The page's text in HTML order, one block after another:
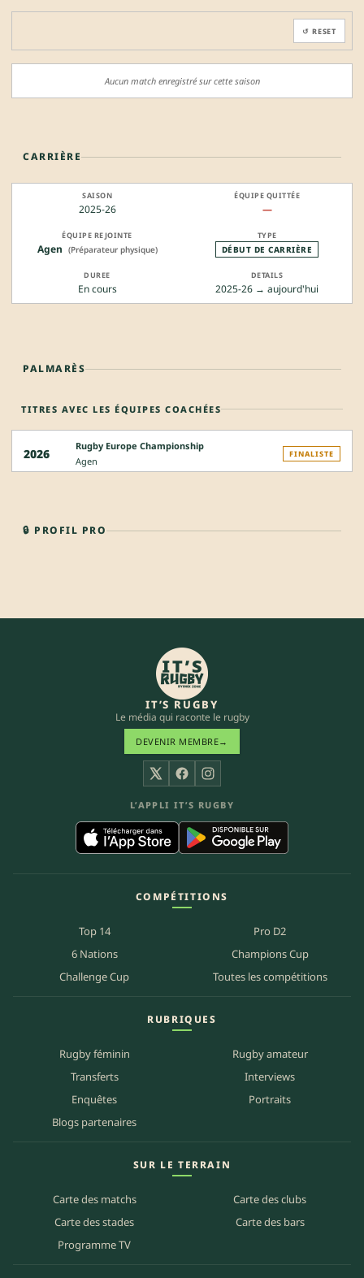
↺ RESET
Aucun match enregistré sur cette saison
CARRIÈRE
2025-26 —
Agen (Préparateur physique) DÉBUT DE CARRIÈRE
En cours 2025-26 → aujourd'hui
PALMARÈS
TITRES AVEC LES ÉQUIPES COACHÉES
2026
Rugby Europe Championship
Agen
FINALISTE
🔒 PROFIL PRO
IT’S RUGBY
Le média qui raconte le rugby
DEVENIR MEMBRE→
X FacebookInstagram
L’APPLI IT’S RUGBY
COMPÉTITIONS
Top 14
Pro D2
6 Nations
Champions Cup
Challenge Cup
Toutes les compétitions
RUBRIQUES
Rugby féminin
Rugby amateur
Transferts
Interviews
Enquêtes
Portraits
Blogs partenaires
SUR LE TERRAIN
Carte des matchs
Carte des clubs
Carte des stades
Carte des bars
Programme TV